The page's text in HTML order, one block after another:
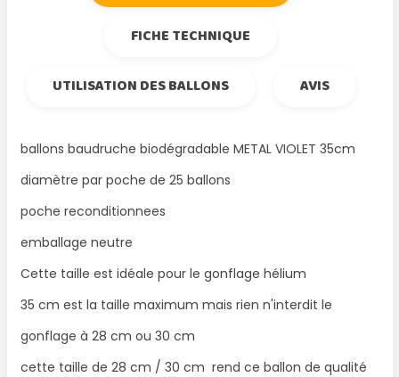
FICHE TECHNIQUE
UTILISATION DES BALLONS
AVIS
ballons baudruche biodégradable METAL VIOLET 35cm
diamètre par poche de 25 ballons
poche reconditionnees
emballage neutre
Cette taille est idéale pour le gonflage hélium
35 cm est la taille maximum mais rien n'interdit le
gonflage à 28 cm ou 30 cm
cette taille de 28 cm / 30 cm rend ce ballon de qualité